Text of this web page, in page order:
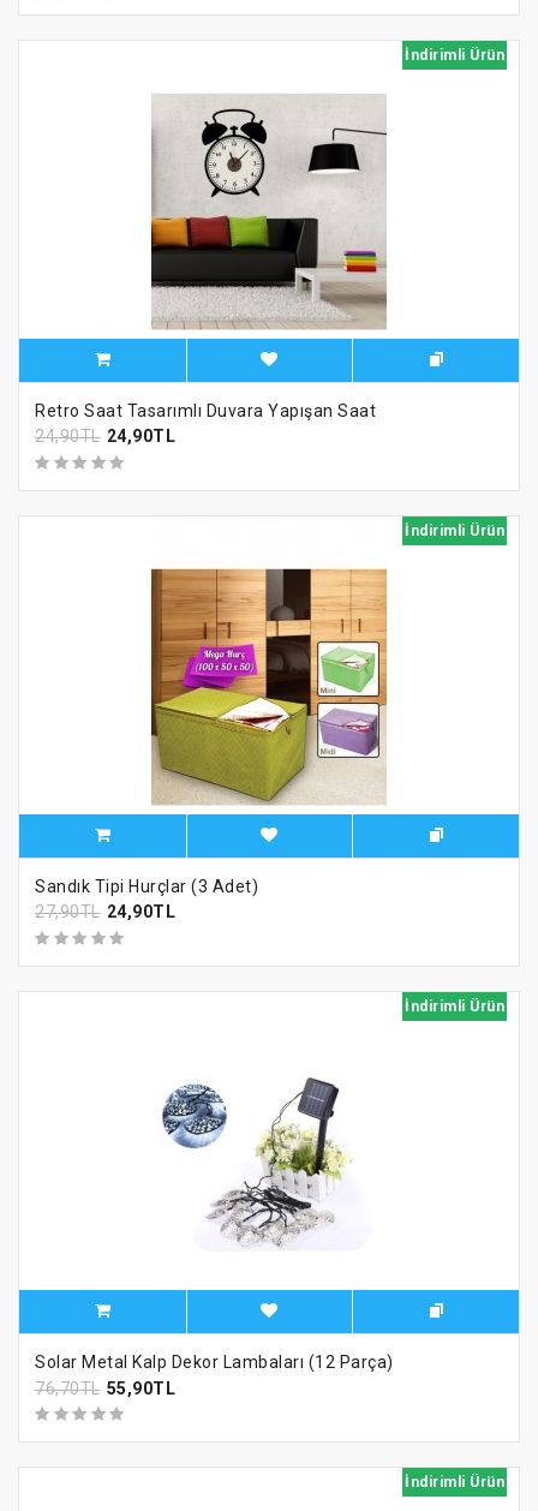
İndirimli Ürün
Retro Saat Tasarımlı Duvara Yapışan Saat
24,90TL 24,90TL
İndirimli Ürün
Sandık Tipi Hurçlar (3 Adet)
27,90TL 24,90TL
İndirimli Ürün
Solar Metal Kalp Dekor Lambaları (12 Parça)
76,70TL 55,90TL
İndirimli Ürün